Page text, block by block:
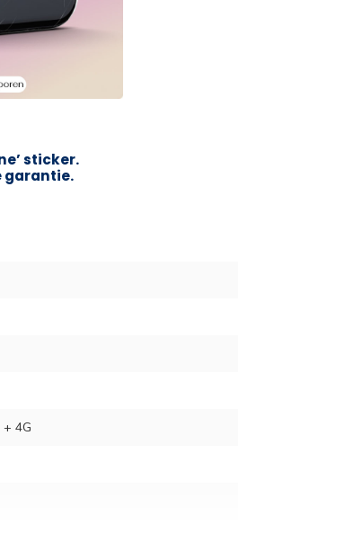
sticker.
garantie.
4G